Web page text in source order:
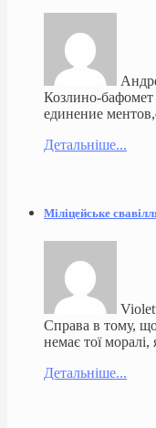
Козлино-бафомет
единение
Детальніше...
Міліцейське
Справа в тому,
немає тої
Детальніше...